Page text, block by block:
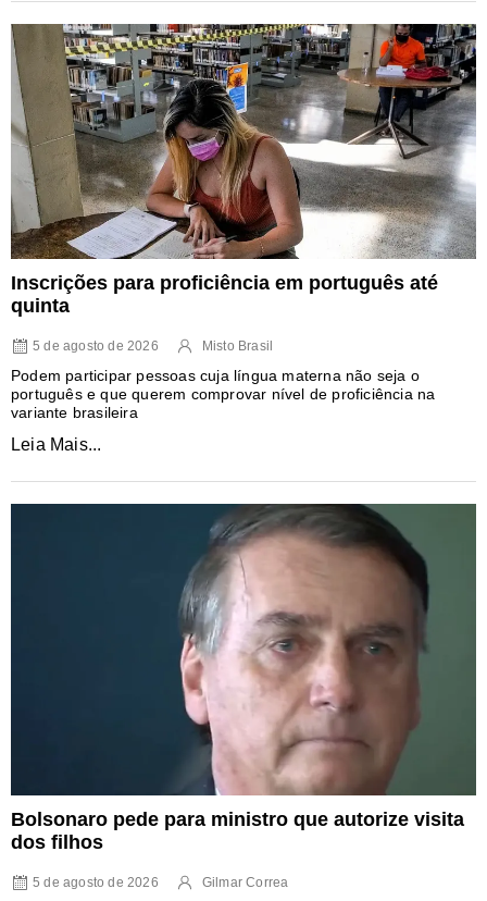
Inscrições para proficiência em português até
quinta
5 de agosto de 2026 Misto Brasil
Podem participar pessoas cuja língua materna não seja o
português e que querem comprovar nível de proficiência na
variante brasileira
Leia Mais...
Bolsonaro pede para ministro que autorize visita
dos filhos
5 de agosto de 2026 Gilmar Correa